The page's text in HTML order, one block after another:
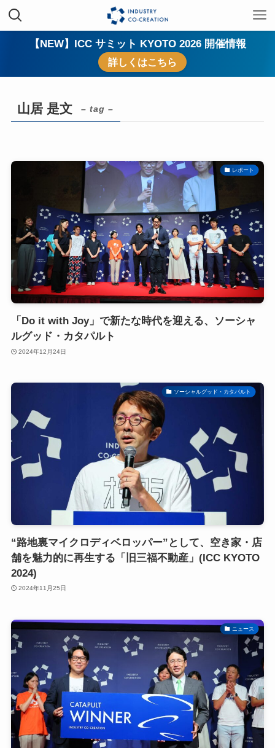
【NEW】ICC サミット KYOTO 2026 開催情報
詳しくはこちら
山居 是文 – tag –
レポート
「Do it with Joy」で新たな時代を迎える、ソーシャ
ルグッド・カタパルト
2024年12月24日
ソーシャルグッド・カタパルト
“路地裏マイクロディベロッパー”として、空き家・店
舗を魅力的に再生する「旧三福不動産」(ICC KYOTO
2024)
2024年11月25日
ニュース